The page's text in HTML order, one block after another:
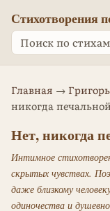
Стихотворения
Главная →
никогда
Нет, никогда
Интимное
скрытых чувствах.
даже близкому
одиночества и